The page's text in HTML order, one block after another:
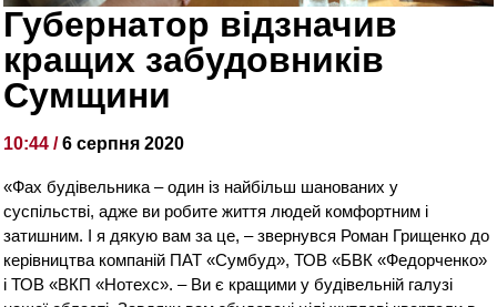
Губернатор відзначив
кращих забудовників
Сумщини
10:44 /6 серпня 2020
«Фах будівельника – один із найбільш шанованих у
суспільстві, адже ви робите життя людей комфортним і
затишним. І я дякую вам за це, – звернувся Роман Грищенко до
керівництва компаній ПАТ «Сумбуд», ТОВ «БВК «Федорченко»
і ТОВ «ВКП «Нотехс». – Ви є кращими у будівельній галузі